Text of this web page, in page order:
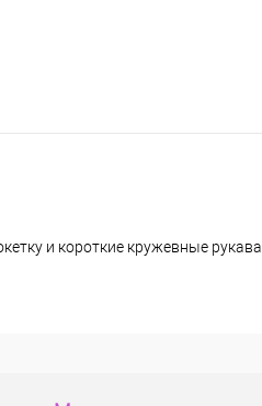
и короткие кружевные рукава.